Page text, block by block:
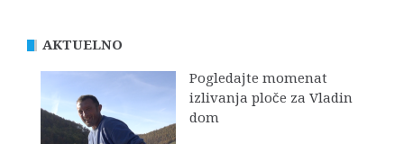
AKTUELNO
Pogledajte momenat
izlivanja ploče za Vladin
dom